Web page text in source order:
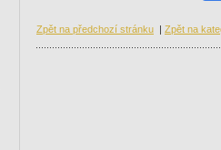
Zpět na předchozí stránku | Zpět na